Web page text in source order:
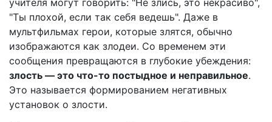
учителя могут говорить: "Не злись, это некрасиво",
"Ты плохой, если так себя ведешь". Даже в
мультфильмах герои, которые злятся, обычно
изображаются как злодеи. Со временем эти
сообщения превращаются в глубокие убеждения:
злость — это что-то постыдное и неправильное.
Это называется формированием негативных
установок о злости.